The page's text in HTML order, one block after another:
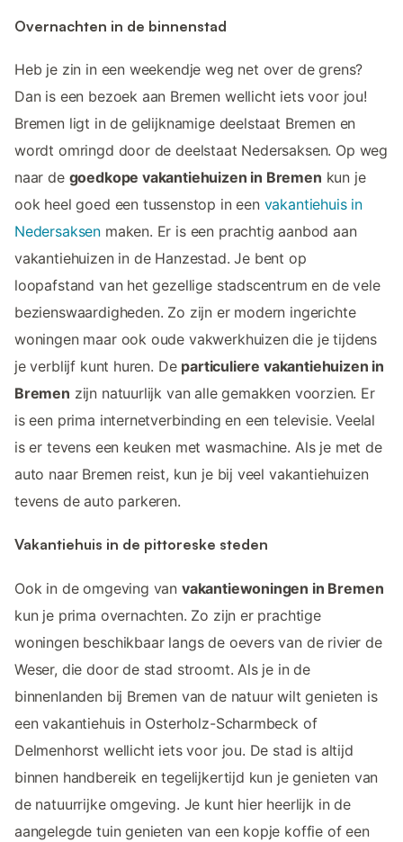
Overnachten in de binnenstad
Heb je zin in een weekendje weg net over de grens?
Dan is een bezoek aan Bremen wellicht iets voor jou!
Bremen ligt in de gelijknamige deelstaat Bremen en
wordt omringd door de deelstaat Nedersaksen. Op weg
naar de goedkope vakantiehuizen in Bremen kun je
ook heel goed een tussenstop in een vakantiehuis in
Nedersaksen maken. Er is een prachtig aanbod aan
vakantiehuizen in de Hanzestad. Je bent op
loopafstand van het gezellige stadscentrum en de vele
bezienswaardigheden. Zo zijn er modern ingerichte
woningen maar ook oude vakwerkhuizen die je tijdens
je verblijf kunt huren. De particuliere vakantiehuizen in
Bremen zijn natuurlijk van alle gemakken voorzien. Er
is een prima internetverbinding en een televisie. Veelal
is er tevens een keuken met wasmachine. Als je met de
auto naar Bremen reist, kun je bij veel vakantiehuizen
tevens de auto parkeren.
Vakantiehuis in de pittoreske steden
Ook in de omgeving van vakantiewoningen in Bremen
kun je prima overnachten. Zo zijn er prachtige
woningen beschikbaar langs de oevers van de rivier de
Weser, die door de stad stroomt. Als je in de
binnenlanden bij Bremen van de natuur wilt genieten is
een vakantiehuis in Osterholz-Scharmbeck of
Delmenhorst wellicht iets voor jou. De stad is altijd
binnen handbereik en tegelijkertijd kun je genieten van
de natuurrijke omgeving. Je kunt hier heerlijk in de
aangelegde tuin genieten van een kopje koffie of een